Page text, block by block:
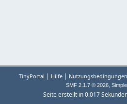
TinyPortal | Hilfe |
SMF 2.1.7 © 2026,
Seite erstellt in 0.017